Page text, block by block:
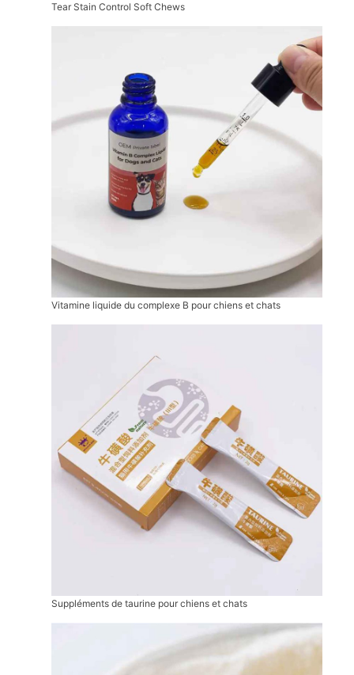
Tear Stain Control Soft Chews
Vitamine liquide du complexe B pour chiens et chats
Suppléments de taurine pour chiens et chats